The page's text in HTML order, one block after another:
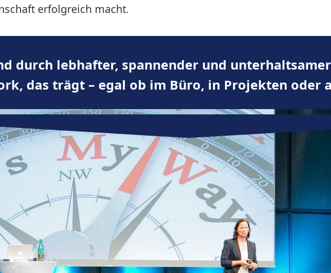
erfolgreich macht.
durch lebhafter, spannender und unterhaltsamer
das trägt – egal ob im Büro, in Projekten oder